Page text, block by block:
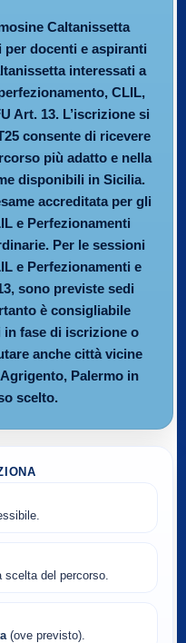
Caltanissetta
docenti e aspiranti
interessati a
CLIL,
Art. 13. L’iscrizione si
consente di ricevere
più adatto e nella
disponibili in Sicilia.
accreditata per gli
e Perfezionamenti
Per le sessioni
e Perfezionamenti e
sono previste sedi
è consigliabile
fase di iscrizione o
anche città vicine
Palermo in
scelto.
scelta del percorso.
(ove previsto).